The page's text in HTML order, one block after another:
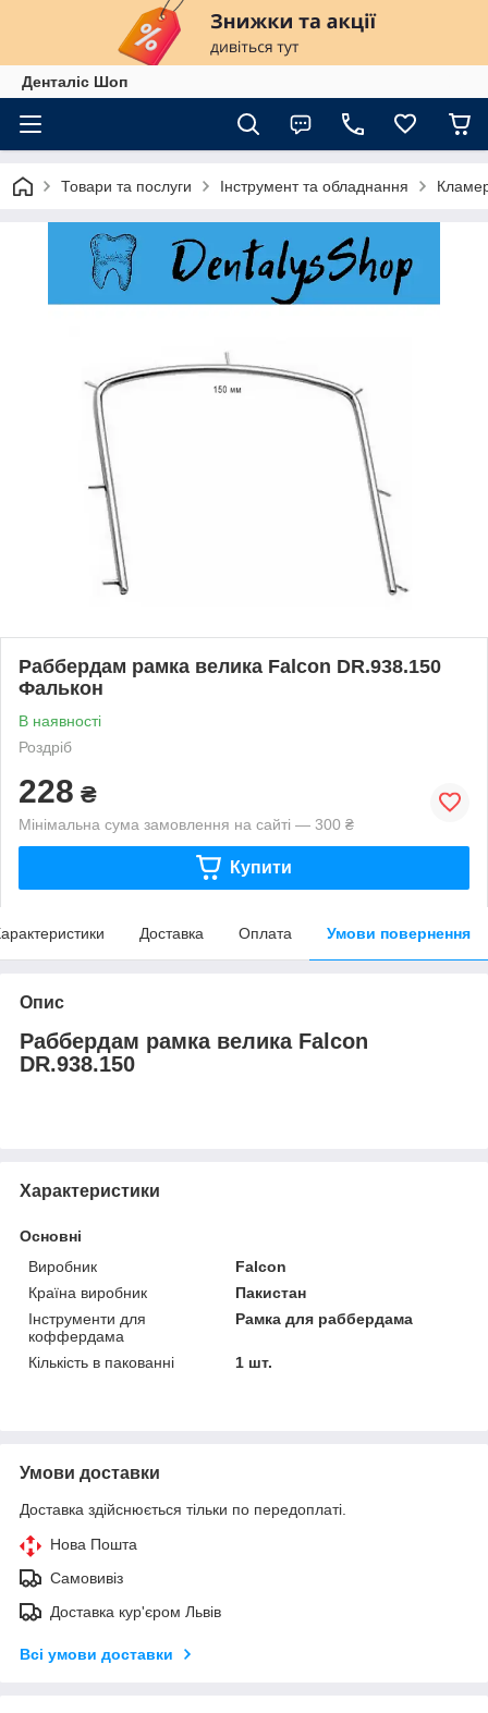
Денталіс Шоп
Товари та послуги Інструмент та обладнання
Раббердам рамка велика Falcon DR.938.150
Фалькон
В наявності
Роздріб
228 ₴
Мінімальна сума замовлення на сайті — 300 ₴
Купити
Доставка Оплата Умови повернення
Опис
Раббердам рамка велика Falcon
DR.938.150
Характеристики
Основні
Виробник
Falcon
Країна виробник
Пакистан
Інструменти для
коффердама
Рамка для раббердама
Кількість в пакованні 1 шт.
Умови доставки
Доставка здійснюється тільки по передоплаті.
Нова Пошта
Самовивіз
Доставка кур'єром Львів
Всі умови доставки